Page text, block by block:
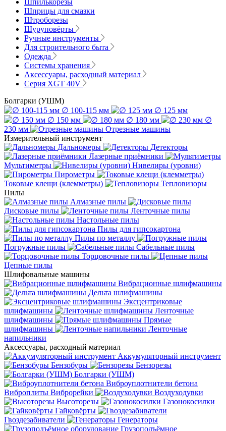
Шпилькорезы
Шприцы для смазки
Штроборезы
Шуруповёрты
Ручные инструменты
Для строительного быта
Одежда
Системы хранения
Аксессуары, расходный материал
Серия XGT 40V
Болгарки (УШМ)
∅ 100-115 мм
∅ 125 мм
∅ 150 мм
∅ 180 мм
∅
230 мм
Отрезные машины
Измерительный инструмент
Дальномеры
Детекторы
Лазерные приёмники
Мультиметры
Нивелиры (уровни)
Пирометры
Токовые клещи (клемметры)
Тепловизоры
Пилы
Алмазные пилы
Дисковые пилы
Ленточные пилы
Настольные пилы
Пилы для гипсокартона
Пилы по металлу
Погружные пилы
Сабельные пилы
Торцовочные пилы
Цепные пилы
Шлифовальные машины
Вибрационные шлифмашины
Дельта шлифмашины
Эксцентриковые
шлифмашины
Ленточные
шлифмашины
Прямые
шлифмашины
Ленточные
напильники
Аксессуары, расходный материал
Аккумуляторный инструмент
Бензобуры
Бензорезы
Болгарки (УШМ)
Виброуплотнители бетона
Виброплиты Виброрейки
Воздуходувки
Высоторезы
Газонокосилки
Гайковёрты
Гвоздезабиватели
Генераторы
Грузоподъёмное